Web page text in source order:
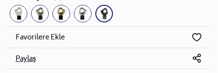
Favorilere Ekle
Paylaş